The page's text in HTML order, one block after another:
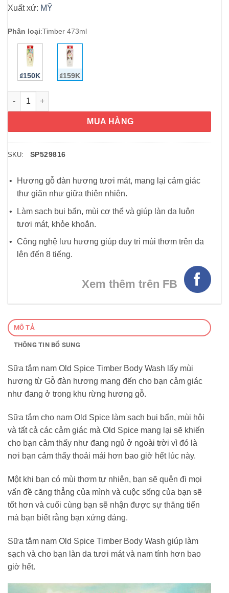
Xuất xứ: MỸ
Phân loại:Timber 473ml
₫150K ₫159K
Sữa tắm nam Old Spice Timber Body Wash 473ml số lượng
MUA HÀNG
SKU: SP529816
Hương gỗ đàn hương tươi mát, mang lại cảm giác
thư giãn như giữa thiên nhiên.
Làm sạch bụi bẩn, mùi cơ thể và giúp làn da luôn
tươi mát, khỏe khoắn.
Công nghệ lưu hương giúp duy trì mùi thơm trên da
lên đến 8 tiếng.
Xem thêm trên FB
MÔ TẢ
THÔNG TIN BỔ SUNG
Sữa tắm nam Old Spice Timber Body Wash lấy mùi
hương từ Gỗ đàn hương mang đến cho bạn cảm giác
như đang ở trong khu rừng hương gỗ.
Sữa tắm cho nam Old Spice làm sạch bụi bẩn, mùi hôi
và tất cả các cảm giác mà Old Spice mang lại sẽ khiến
cho bạn cảm thấy như đang ngủ ở ngoài trời vì đó là
nơi bạn cảm thấy thoải mái hơn bao giờ hết lúc này.
Một khi bạn có mùi thơm tự nhiên, bạn sẽ quên đi mọi
vấn đề căng thẳng của mình và cuộc sống của bạn sẽ
tốt hơn và cuối cùng bạn sẽ nhận được sự thăng tiến
mà bạn biết rằng bạn xứng đáng.
Sữa tắm nam Old Spice Timber Body Wash giúp làm
sạch và cho bạn làn da tươi mát và nam tính hơn bao
giờ hết.